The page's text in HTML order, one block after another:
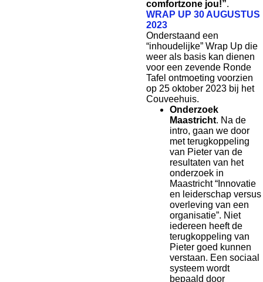
comfortzone jou!”.
WRAP UP 30 AUGUSTUS
2023
Onderstaand een
“inhoudelijke” Wrap Up die
weer als basis kan dienen
voor een zevende Ronde
Tafel ontmoeting voorzien
op 25 oktober 2023 bij het
Couveehuis.
Onderzoek
Maastricht. Na de
intro, gaan we door
met terugkoppeling
van Pieter van de
resultaten van het
onderzoek in
Maastricht “Innovatie
en leiderschap versus
overleving van een
organisatie”. Niet
iedereen heeft de
terugkoppeling van
Pieter goed kunnen
verstaan. Een sociaal
systeem wordt
bepaald door